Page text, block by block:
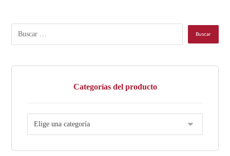
Categorías del producto